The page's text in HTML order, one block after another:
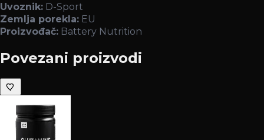
Uvoznik: D-Sport
Zemlja porekla: EU
Proizvođač: Battery Nutrition
Povezani proizvodi